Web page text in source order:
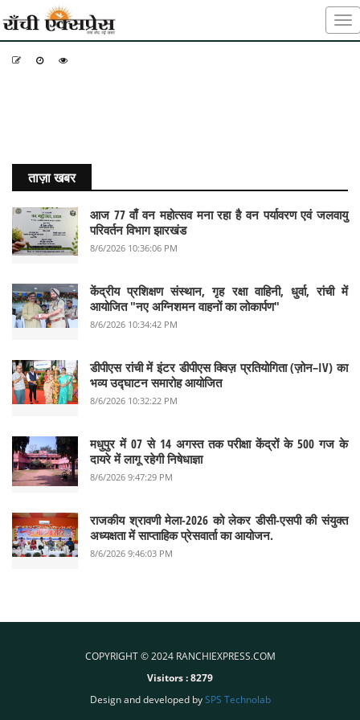
ताज़ा खबर
आज 77 वाँ वन महोत्सव मना रहा है वन पर्यावरण एवं जलवायु
परिवर्तन विभाग झारखंड
8/6/2026 10:36:06 PM
केंद्रीय प्रशिक्षण संस्थान, गृह रक्षा वाहिनी, धुर्वा, रांची में
आयोजित "नए अग्निशमन वाहनों का लोकार्पण"
8/6/2026 10:34:42 PM
डीपीएस रांची में इंटर डीपीएस क्विज़ प्रतियोगिता (ज़ोन–IV) का
भव्य उद्घाटन समारोह आयोजित
8/6/2026 10:32:22 PM
मधुपुर में 07 से 14 अगस्त तक परीक्षा केंद्रों के 500 गज के
दायरे में लागू रहेगी निषेधाज्ञा
8/6/2026 9:47:29 PM
राजकीय श्रावणी मेला-2026 को लेकर डीसी-एसपी की संयुक्त
अध्यक्षता में साप्ताहिक प्रेसवार्ता का आयोजन.
8/6/2026 9:46:03 PM
COPYRIGHT © 2024 RANCHIEXPRESS.COM
Visitors :8279
Design and developed bySPS Technolab